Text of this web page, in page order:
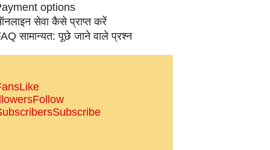
options
सेवा कैसे प्राप्‍त करें
सामान्‍यत: पूछे जाने वाले प्रश्‍न
Like
Follow
Subscribe